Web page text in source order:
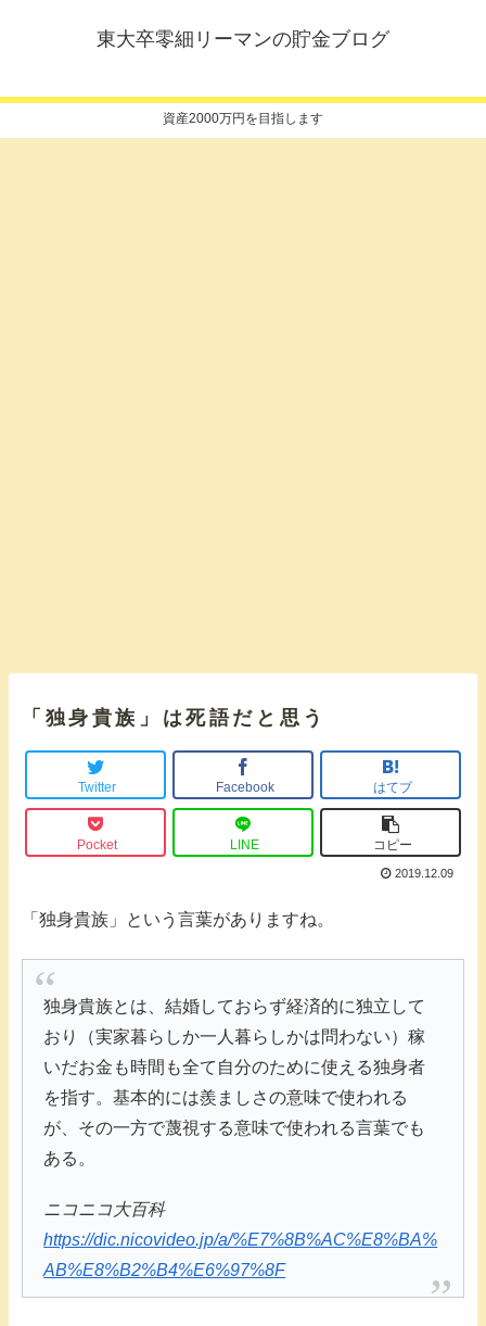
東大卒零細リーマンの貯金ブログ
資産2000万円を目指します
「独身貴族」は死語だと思う
Twitter Facebook はてブ
Pocket LINE コピー
2019.12.09
「独身貴族」という言葉がありますね。
独身貴族とは、結婚しておらず経済的に独立して
おり（実家暮らしか一人暮らしかは問わない）稼
いだお金も時間も全て自分のために使える独身者
を指す。基本的には羨ましさの意味で使われる
が、その一方で蔑視する意味で使われる言葉でも
ある。
ニコニコ大百科
https://dic.nicovideo.jp/a/%E7%8B%AC%E8%BA%
AB%E8%B2%B4%E6%97%8F